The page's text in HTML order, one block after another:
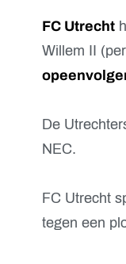
FC Utrecht
Willem II
De
NEC.
FC Utrecht
tegen een